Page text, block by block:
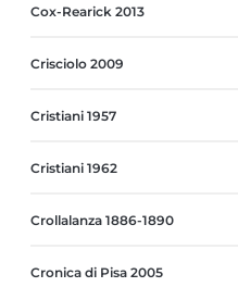
Cox-Rearick 2013
Crisciolo 2009
Cristiani 1957
Cristiani 1962
Crollalanza 1886-1890
Cronica di Pisa 2005